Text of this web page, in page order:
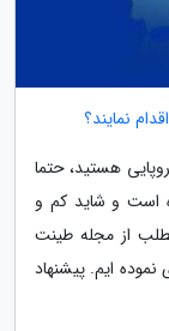
نمایند؟
هستید، حتما
است و شاید کم و
از مجله طینت
نموده ایم. پیشنهاد